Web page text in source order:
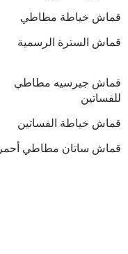
قماش خياطة مطاطي
قماش السترة الرسمية
قماش جيرسيه مطاطي
للفساتين
قماش خياطة الفساتين
قماش ساتان مطاطي أحمر